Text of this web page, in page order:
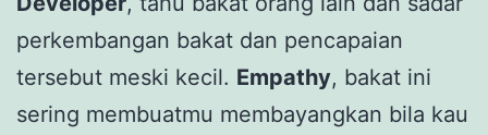
perkembangan bakat dan pencapaian
tersebut meski kecil. Empathy, bakat ini
sering membuatmu membayangkan bila kau